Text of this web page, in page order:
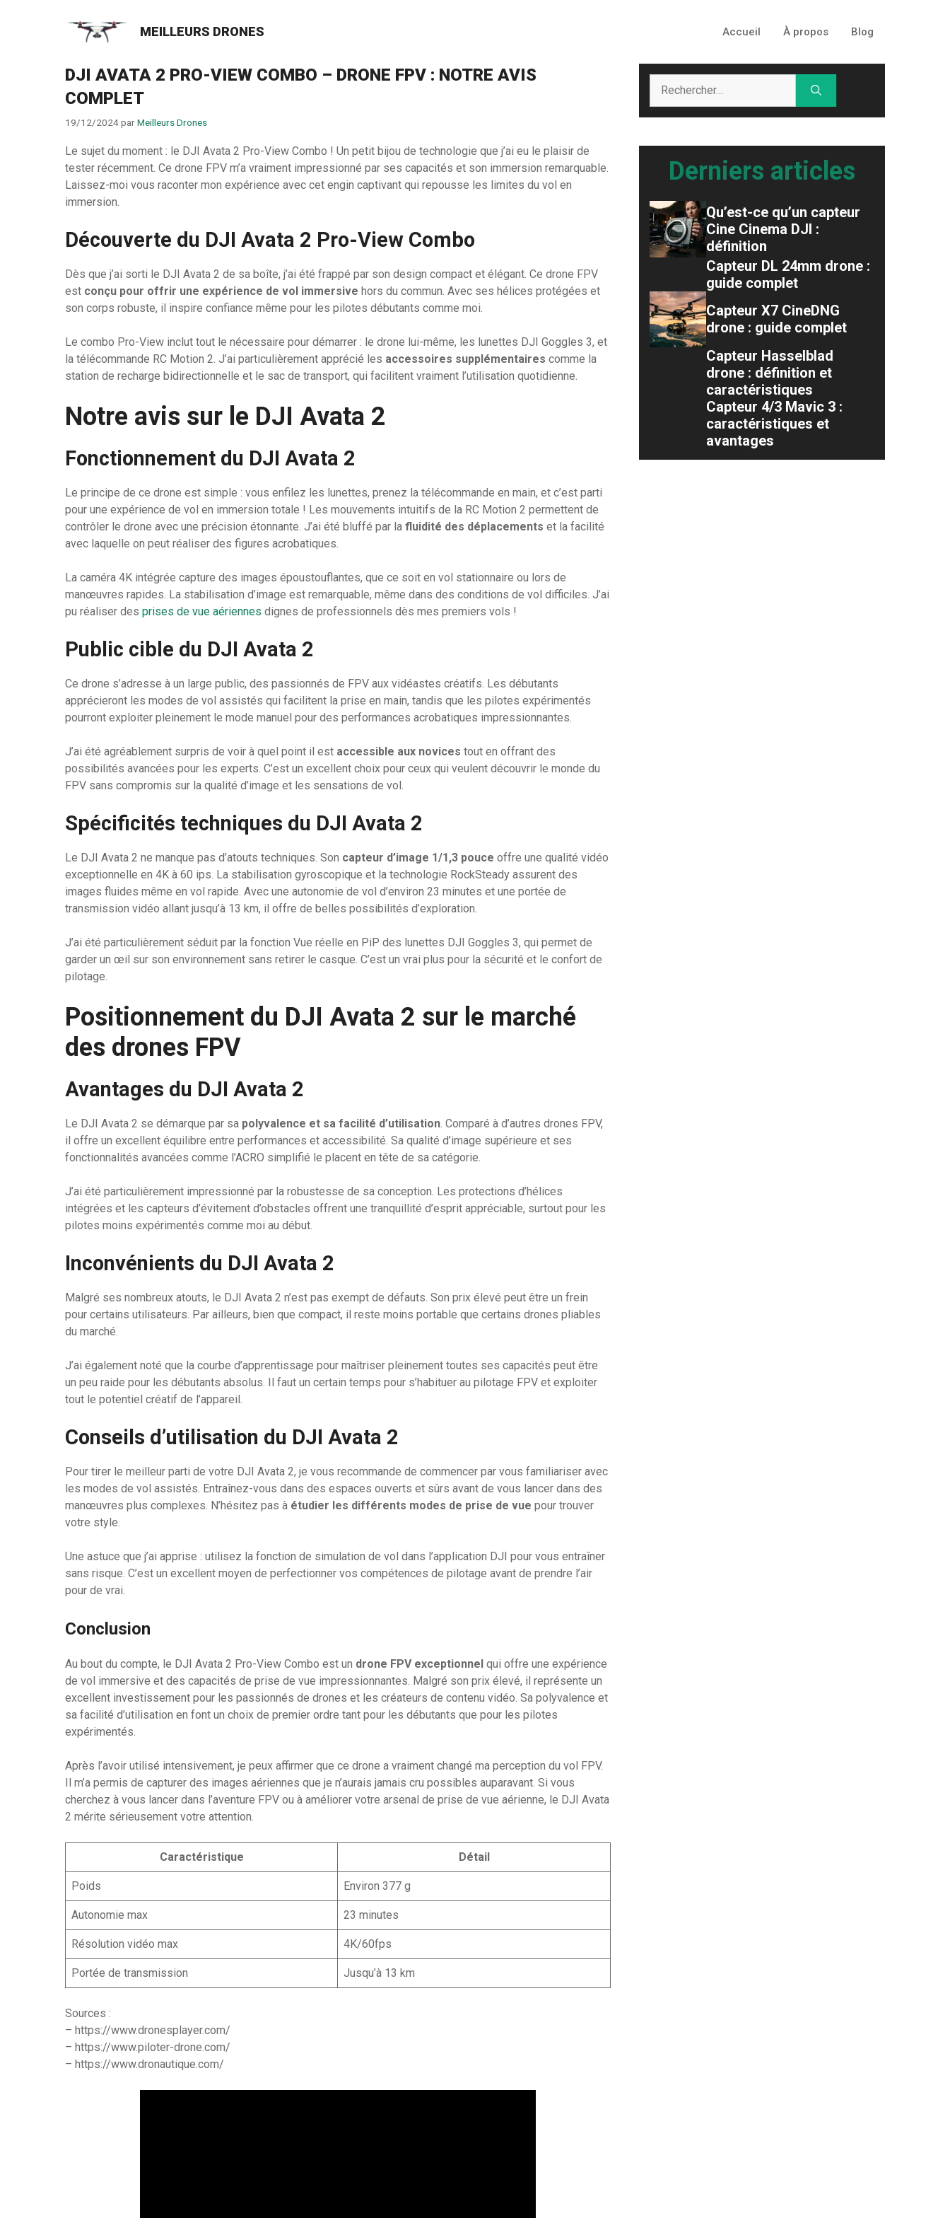
MEILLEURS DRONES Accueil À propos Blog
DJI AVATA 2 PRO-VIEW COMBO – DRONE FPV : NOTRE AVIS
COMPLET
19/12/2024parMeilleurs Drones
Le sujet du moment : le DJI Avata 2 Pro-View Combo ! Un petit bijou de technologie que j’ai eu le plaisir de
tester récemment. Ce drone FPV m’a vraiment impressionné par ses capacités et son immersion remarquable.
Laissez-moi vous raconter mon expérience avec cet engin captivant qui repousse les limites du vol en
immersion.
Découverte du DJI Avata 2 Pro-View Combo
Dès que j’ai sorti le DJI Avata 2 de sa boîte, j’ai été frappé par son design compact et élégant. Ce drone FPV
est conçu pour offrir une expérience de vol immersive hors du commun. Avec ses hélices protégées et
son corps robuste, il inspire confiance même pour les pilotes débutants comme moi.
Le combo Pro-View inclut tout le nécessaire pour démarrer : le drone lui-même, les lunettes DJI Goggles 3, et
la télécommande RC Motion 2. J’ai particulièrement apprécié les accessoires supplémentaires comme la
station de recharge bidirectionnelle et le sac de transport, qui facilitent vraiment l’utilisation quotidienne.
Notre avis sur le DJI Avata 2
Fonctionnement du DJI Avata 2
Le principe de ce drone est simple : vous enfilez les lunettes, prenez la télécommande en main, et c’est parti
pour une expérience de vol en immersion totale ! Les mouvements intuitifs de la RC Motion 2 permettent de
contrôler le drone avec une précision étonnante. J’ai été bluffé par la fluidité des déplacements et la facilité
avec laquelle on peut réaliser des figures acrobatiques.
La caméra 4K intégrée capture des images époustouflantes, que ce soit en vol stationnaire ou lors de
manœuvres rapides. La stabilisation d’image est remarquable, même dans des conditions de vol difficiles. J’ai
pu réaliser des prises de vue aériennes dignes de professionnels dès mes premiers vols !
Public cible du DJI Avata 2
Ce drone s’adresse à un large public, des passionnés de FPV aux vidéastes créatifs. Les débutants
apprécieront les modes de vol assistés qui facilitent la prise en main, tandis que les pilotes expérimentés
pourront exploiter pleinement le mode manuel pour des performances acrobatiques impressionnantes.
J’ai été agréablement surpris de voir à quel point il est accessible aux novices tout en offrant des
possibilités avancées pour les experts. C’est un excellent choix pour ceux qui veulent découvrir le monde du
FPV sans compromis sur la qualité d’image et les sensations de vol.
Spécificités techniques du DJI Avata 2
Le DJI Avata 2 ne manque pas d’atouts techniques. Son capteur d’image 1/1,3 pouce offre une qualité vidéo
exceptionnelle en 4K à 60 ips. La stabilisation gyroscopique et la technologie RockSteady assurent des
images fluides même en vol rapide. Avec une autonomie de vol d’environ 23 minutes et une portée de
transmission vidéo allant jusqu’à 13 km, il offre de belles possibilités d’exploration.
J’ai été particulièrement séduit par la fonction Vue réelle en PiP des lunettes DJI Goggles 3, qui permet de
garder un œil sur son environnement sans retirer le casque. C’est un vrai plus pour la sécurité et le confort de
pilotage.
Positionnement du DJI Avata 2 sur le marché
des drones FPV
Avantages du DJI Avata 2
Le DJI Avata 2 se démarque par sa polyvalence et sa facilité d’utilisation. Comparé à d’autres drones FPV,
il offre un excellent équilibre entre performances et accessibilité. Sa qualité d’image supérieure et ses
fonctionnalités avancées comme l’ACRO simplifié le placent en tête de sa catégorie.
J’ai été particulièrement impressionné par la robustesse de sa conception. Les protections d’hélices
intégrées et les capteurs d’évitement d’obstacles offrent une tranquillité d’esprit appréciable, surtout pour les
pilotes moins expérimentés comme moi au début.
Inconvénients du DJI Avata 2
Malgré ses nombreux atouts, le DJI Avata 2 n’est pas exempt de défauts. Son prix élevé peut être un frein
pour certains utilisateurs. Par ailleurs, bien que compact, il reste moins portable que certains drones pliables
du marché.
J’ai également noté que la courbe d’apprentissage pour maîtriser pleinement toutes ses capacités peut être
un peu raide pour les débutants absolus. Il faut un certain temps pour s’habituer au pilotage FPV et exploiter
tout le potentiel créatif de l’appareil.
Conseils d’utilisation du DJI Avata 2
Pour tirer le meilleur parti de votre DJI Avata 2, je vous recommande de commencer par vous familiariser avec
les modes de vol assistés. Entraînez-vous dans des espaces ouverts et sûrs avant de vous lancer dans des
manœuvres plus complexes. N’hésitez pas à étudier les différents modes de prise de vue pour trouver
votre style.
Une astuce que j’ai apprise : utilisez la fonction de simulation de vol dans l’application DJI pour vous entraîner
sans risque. C’est un excellent moyen de perfectionner vos compétences de pilotage avant de prendre l’air
pour de vrai.
Conclusion
Au bout du compte, le DJI Avata 2 Pro-View Combo est un drone FPV exceptionnel qui offre une expérience
de vol immersive et des capacités de prise de vue impressionnantes. Malgré son prix élevé, il représente un
excellent investissement pour les passionnés de drones et les créateurs de contenu vidéo. Sa polyvalence et
sa facilité d’utilisation en font un choix de premier ordre tant pour les débutants que pour les pilotes
expérimentés.
Après l’avoir utilisé intensivement, je peux affirmer que ce drone a vraiment changé ma perception du vol FPV.
Il m’a permis de capturer des images aériennes que je n’aurais jamais cru possibles auparavant. Si vous
cherchez à vous lancer dans l’aventure FPV ou à améliorer votre arsenal de prise de vue aérienne, le DJI Avata
2 mérite sérieusement votre attention.
Caractéristique Détail
Poids Environ 377 g
Autonomie max 23 minutes
Résolution vidéo max 4K/60fps
Portée de transmission Jusqu’à 13 km
Sources :
– https://www.dronesplayer.com/
– https://www.piloter-drone.com/
– https://www.dronautique.com/
Derniers articles
Qu’est-ce qu’un capteur
Cine Cinema DJI :
définition
Capteur DL 24mm drone :
guide complet
Capteur X7 CineDNG
drone : guide complet
Capteur Hasselblad
drone : définition et
caractéristiques
Capteur 4/3 Mavic 3 :
caractéristiques et
avantages